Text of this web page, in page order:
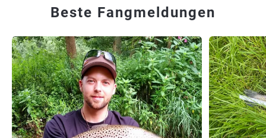
Beste Fangmeldungen